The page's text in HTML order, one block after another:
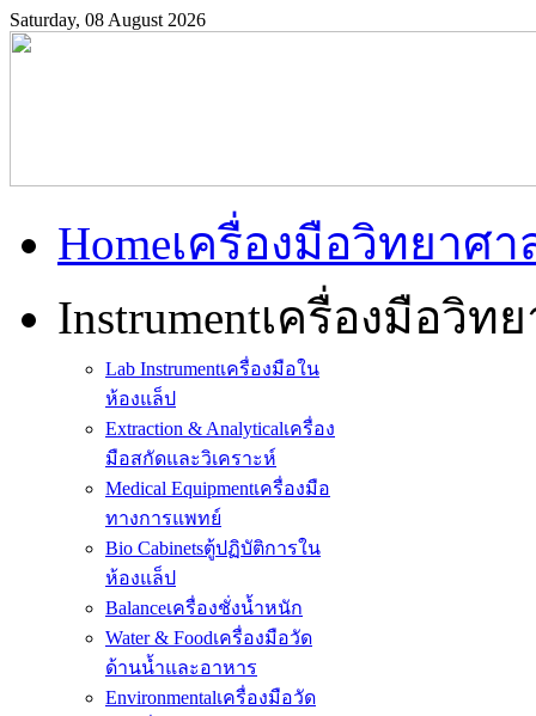
Saturday, 08 August 2026
Homeเครื่องมือวิทยาศา
Instrumentเครื่องมือวิท
Lab Instrumentเครื่องมือใน
ห้องแล็ป
Extraction & Analyticalเครื่อง
มือสกัดและวิเคราะห์
Medical Equipmentเครื่องมือ
ทางการแพทย์
Bio Cabinetsตู้ปฏิบัติการใน
ห้องแล็ป
Balanceเครื่องชั่งน้ำหนัก
Water & Foodเครื่องมือวัด
ด้านน้ำและอาหาร
Environmentalเครื่องมือวัด